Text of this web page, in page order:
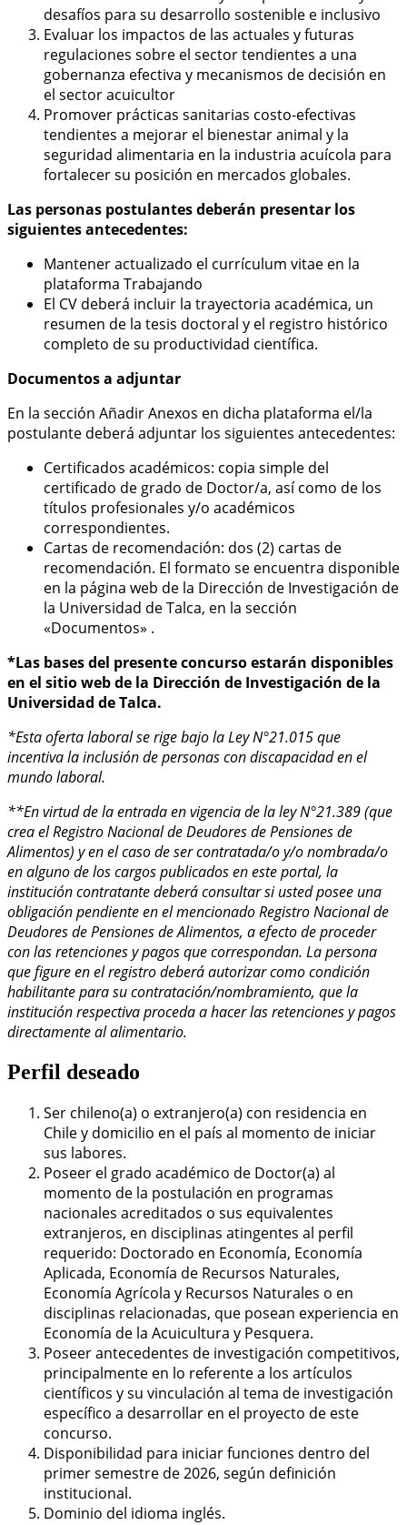
desafíos para su desarrollo sostenible e inclusivo
Evaluar los impactos de las actuales y futuras
regulaciones sobre el sector tendientes a una
gobernanza efectiva y mecanismos de decisión en
el sector acuicultor
Promover prácticas sanitarias costo-efectivas
tendientes a mejorar el bienestar animal y la
seguridad alimentaria en la industria acuícola para
fortalecer su posición en mercados globales.
Las personas postulantes deberán presentar los
siguientes antecedentes:
Mantener actualizado el currículum vitae en la
plataforma Trabajando
El CV deberá incluir la trayectoria académica, un
resumen de la tesis doctoral y el registro histórico
completo de su productividad científica.
Documentos a adjuntar
En la sección Añadir Anexos en dicha plataforma el/la
postulante deberá adjuntar los siguientes antecedentes:
Certificados académicos: copia simple del
certificado de grado de Doctor/a, así como de los
títulos profesionales y/o académicos
correspondientes.
Cartas de recomendación: dos (2) cartas de
recomendación. El formato se encuentra disponible
en la página web de la Dirección de Investigación de
la Universidad de Talca, en la sección
«Documentos» .
*Las bases del presente concurso estarán disponibles
en el sitio web de la Dirección de Investigación de la
Universidad de Talca.
*Esta oferta laboral se rige bajo la Ley N°21.015 que
incentiva la inclusión de personas con discapacidad en el
mundo laboral.
**En virtud de la entrada en vigencia de la ley N°21.389 (que
crea el Registro Nacional de Deudores de Pensiones de
Alimentos) y en el caso de ser contratada/o y/o nombrada/o
en alguno de los cargos publicados en este portal, la
institución contratante deberá consultar si usted posee una
obligación pendiente en el mencionado Registro Nacional de
Deudores de Pensiones de Alimentos, a efecto de proceder
con las retenciones y pagos que correspondan. La persona
que figure en el registro deberá autorizar como condición
habilitante para su contratación/nombramiento, que la
institución respectiva proceda a hacer las retenciones y pagos
directamente al alimentario.
Perfil deseado
Ser chileno(a) o extranjero(a) con residencia en
Chile y domicilio en el país al momento de iniciar
sus labores.
Poseer el grado académico de Doctor(a) al
momento de la postulación en programas
nacionales acreditados o sus equivalentes
extranjeros, en disciplinas atingentes al perfil
requerido: Doctorado en Economía, Economía
Aplicada, Economía de Recursos Naturales,
Economía Agrícola y Recursos Naturales o en
disciplinas relacionadas, que posean experiencia en
Economía de la Acuicultura y Pesquera.
Poseer antecedentes de investigación competitivos,
principalmente en lo referente a los artículos
científicos y su vinculación al tema de investigación
específico a desarrollar en el proyecto de este
concurso.
Disponibilidad para iniciar funciones dentro del
primer semestre de 2026, según definición
institucional.
Dominio del idioma inglés.